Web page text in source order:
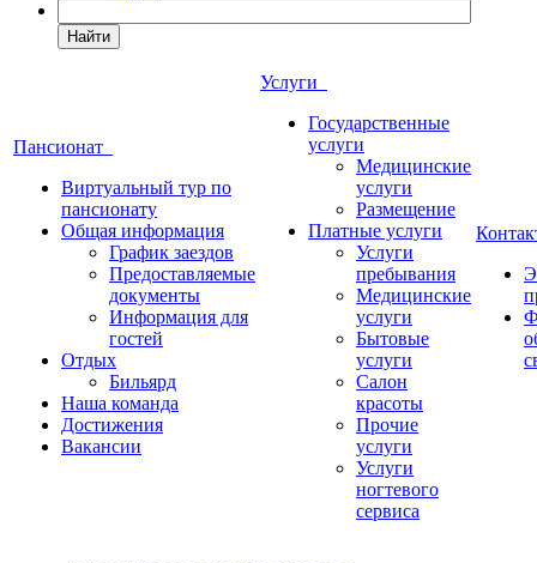
Найти
Пансионат
Виртуальный тур по
пансионату
Общая информация
График заездов
Предоставляемые
документы
Информация для
гостей
Отдых
Бильярд
Наша команда
Достижения
Вакансии
Услуги
Государственные
услуги
Медицинские
услуги
Размещение
Платные услуги
Услуги
пребывания
Медицинские
услуги
Бытовые
услуги
Салон
красоты
Прочие
услуги
Услуги
ногтевого
сервиса